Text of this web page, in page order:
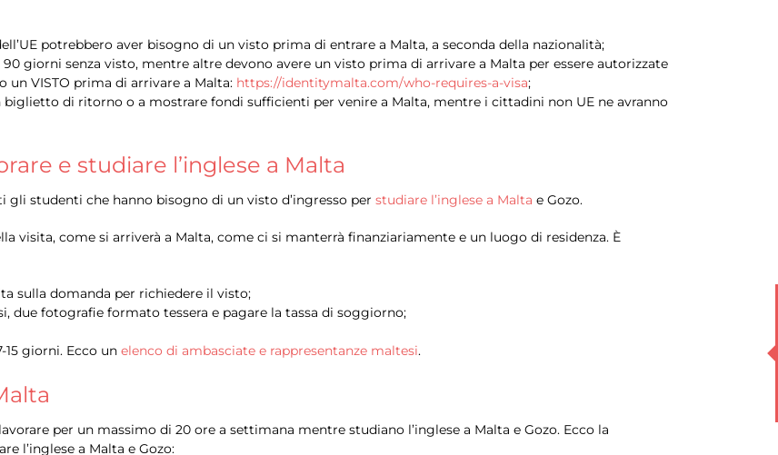
potrebbero aver bisogno di un visto prima di entrare a Malta, a seconda della nazionalità;
giorni senza visto, mentre altre devono avere un visto prima di arrivare a Malta per essere autorizzate
un VISTO prima di arrivare a Malta: https://identitymalta.com/who-requires-a-visa;
biglietto di ritorno o a mostrare fondi sufficienti per venire a Malta, mentre i cittadini non UE ne avranno
e studiare l’inglese a Malta
studenti che hanno bisogno di un visto d’ingresso per studiare l’inglese a Malta e Gozo.
visita, come si arriverà a Malta, come ci si manterrà finanziariamente e un luogo di residenza. È
sulla domanda per richiedere il visto;
due fotografie formato tessera e pagare la tassa di soggiorno;
giorni. Ecco un elenco di ambasciate e rappresentanze maltesi.
per un massimo di 20 ore a settimana mentre studiano l’inglese a Malta e Gozo. Ecco la
l’inglese a Malta e Gozo: